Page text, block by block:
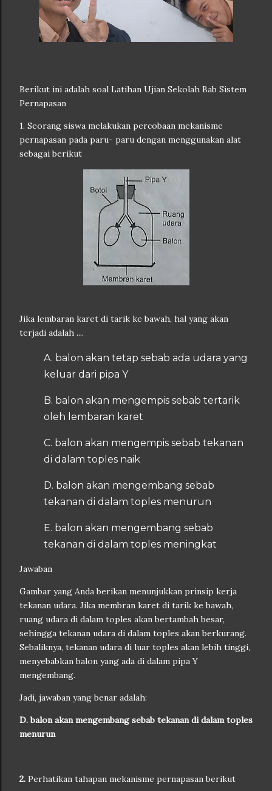
Berikut ini adalah soal Latihan Ujian Sekolah Bab Sistem
Pernapasan
1. Seorang siswa melakukan percobaan mekanisme
pernapasan pada paru- paru dengan menggunakan alat
sebagai berikut
Jika lembaran karet di tarik ke bawah, hal yang akan
terjadi adalah ....
A. balon akan tetap sebab ada udara yang
keluar dari pipa Y
B. balon akan mengempis sebab tertarik
oleh lembaran karet
C. balon akan mengempis sebab tekanan
di dalam toples naik
D. balon akan mengembang sebab
tekanan di dalam toples menurun
E. balon akan mengembang sebab
tekanan di dalam toples meningkat
Jawaban
Gambar yang Anda berikan menunjukkan prinsip kerja
tekanan udara. Jika membran karet di tarik ke bawah,
ruang udara di dalam toples akan bertambah besar,
sehingga tekanan udara di dalam toples akan berkurang.
Sebaliknya, tekanan udara di luar toples akan lebih tinggi,
menyebabkan balon yang ada di dalam pipa Y
mengembang.
Jadi, jawaban yang benar adalah:
D. balon akan mengembang sebab tekanan di dalam toples
menurun
2. Perhatikan tahapan mekanisme pernapasan berikut